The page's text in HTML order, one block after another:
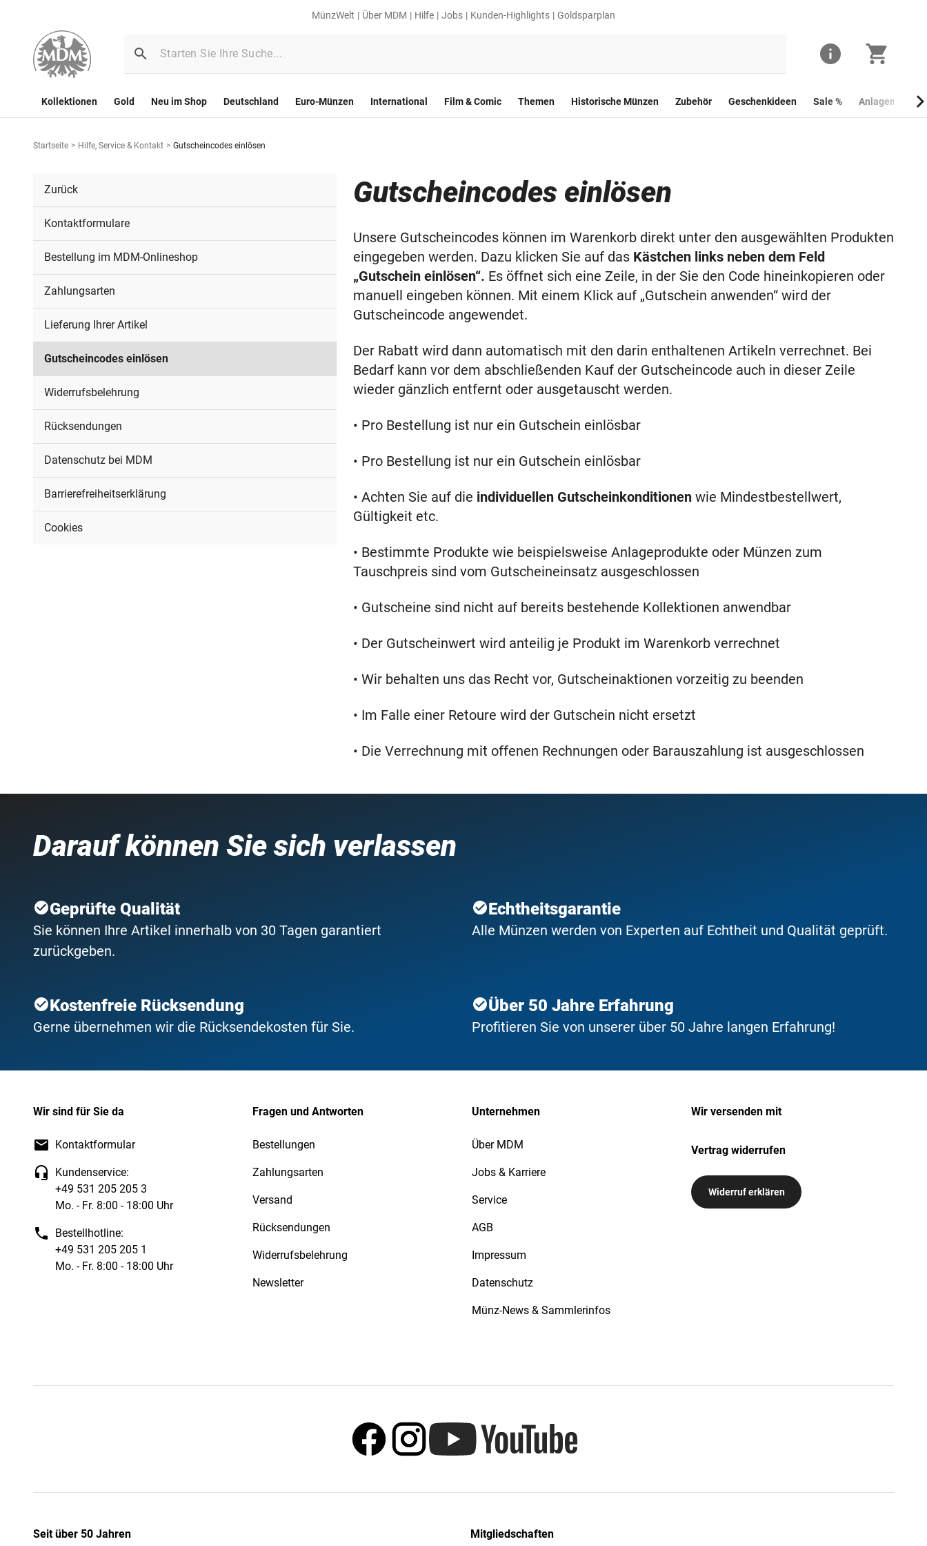
MünzWelt Über MDM Hilfe Jobs Kunden-Highlights Goldsparplan
Kollektionen Gold Neu im Shop Deutschland Euro-Münzen International Film & Comic Themen Historische Münzen Zubehör Geschenkideen Sale % Anlagemünzen
Startseite > Hilfe, Service & Kontakt > Gutscheincodes einlösen
Zurück
Kontaktformulare
Bestellung im MDM-Onlineshop
Zahlungsarten
Lieferung Ihrer Artikel
Gutscheincodes einlösen
Widerrufsbelehrung
Rücksendungen
Datenschutz bei MDM
Barrierefreiheitserklärung
Cookies
Gutscheincodes einlösen
Unsere Gutscheincodes können im Warenkorb direkt unter den ausgewählten Produkten
eingegeben werden. Dazu klicken Sie auf das Kästchen links neben dem Feld
„Gutschein einlösen“. Es öffnet sich eine Zeile, in der Sie den Code hineinkopieren oder
manuell eingeben können. Mit einem Klick auf „Gutschein anwenden“ wird der
Gutscheincode angewendet.
Der Rabatt wird dann automatisch mit den darin enthaltenen Artikeln verrechnet. Bei
Bedarf kann vor dem abschließenden Kauf der Gutscheincode auch in dieser Zeile
wieder gänzlich entfernt oder ausgetauscht werden.
• Pro Bestellung ist nur ein Gutschein einlösbar
• Pro Bestellung ist nur ein Gutschein einlösbar
• Achten Sie auf die individuellen Gutscheinkonditionen wie Mindestbestellwert,
Gültigkeit etc.
• Bestimmte Produkte wie beispielsweise Anlageprodukte oder Münzen zum
Tauschpreis sind vom Gutscheineinsatz ausgeschlossen
• Gutscheine sind nicht auf bereits bestehende Kollektionen anwendbar
• Der Gutscheinwert wird anteilig je Produkt im Warenkorb verrechnet
• Wir behalten uns das Recht vor, Gutscheinaktionen vorzeitig zu beenden
• Im Falle einer Retoure wird der Gutschein nicht ersetzt
• Die Verrechnung mit offenen Rechnungen oder Barauszahlung ist ausgeschlossen
Darauf können Sie sich verlassen
Geprüfte Qualität
Sie können Ihre Artikel innerhalb von 30 Tagen garantiert
zurückgeben.
Echtheitsgarantie
Alle Münzen werden von Experten auf Echtheit und Qualität geprüft.
Kostenfreie Rücksendung
Gerne übernehmen wir die Rücksendekosten für Sie.
Über 50 Jahre Erfahrung
Profitieren Sie von unserer über 50 Jahre langen Erfahrung!
Wir sind für Sie da
Kontaktformular
Kundenservice:
+49 531 205 205 3
Mo. - Fr. 8:00 - 18:00 Uhr
Bestellhotline:
+49 531 205 205 1
Mo. - Fr. 8:00 - 18:00 Uhr
Fragen und Antworten
Bestellungen
Zahlungsarten
Versand
Rücksendungen
Widerrufsbelehrung
Newsletter
Unternehmen
Über MDM
Jobs & Karriere
Service
AGB
Impressum
Datenschutz
Münz-News & Sammlerinfos
Wir versenden mit
Vertrag widerrufen
Widerruf erklären
Seit über 50 Jahren Mitgliedschaften